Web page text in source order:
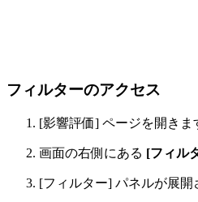
フィルターのアクセス
[影響評価] ページを開きま
画面の右側にある [フィル
[フィルター] パネルが展開